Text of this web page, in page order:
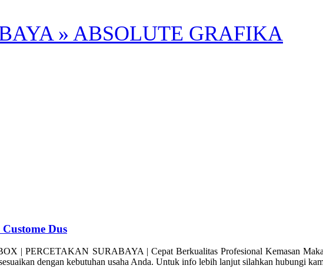
» ABSOLUTE GRAFIKA
Dus
PERCETAKAN SURABAYA | Cepat Berkualitas Profesional Kemasan
dengan kebutuhan usaha Anda. Untuk info lebih lanjut silahkan hubungi